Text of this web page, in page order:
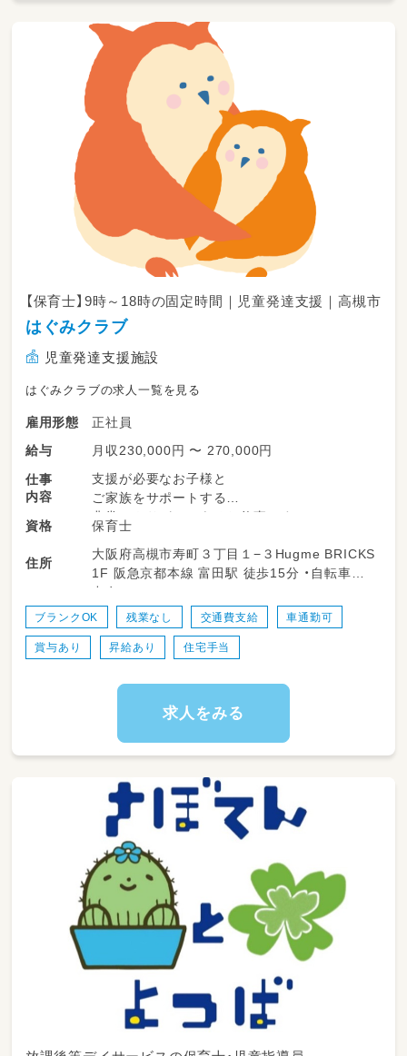
【保育士】9時～18時の固定時間｜児童発達支援｜高槻市
はぐみクラブ
児童発達支援施設
はぐみクラブの求人一覧を見る
雇用形態
正社員
給与
月収230,000円 〜 270,000円
仕事
内容
支援が必要なお子様と
ご家族をサポートする
非常にやりがいのあるお仕事です
遊び、運動、音楽、レクレーション、工作、野外活
動等
自立に向けた療育を行っています
子ども達と丁寧に関わりながら
子ども達の未来をサポートしていきます！
職場には
様々な資格を持った職員が在籍し
皆で協力しながら療育を行っています
療育をしっかり考えながら
スキルアップしていける環境です
【こんな方におすすめ】
・ 資格を生かして働きたい方
・ 子どもの支援をしてみたい方
・ 仕事と家庭を両立したい方
子どものサポートが未経験の方や
ブランクのある方も
資格 保育士
住所
大阪府高槻市寿町３丁目１−３Hugme BRICKS
1F 阪急京都本線 富田駅 徒歩15分 ・自転車貸
出有
ブランクOK 残業なし 交通費支給 車通勤可
賞与あり 昇給あり 住宅手当
求人をみる